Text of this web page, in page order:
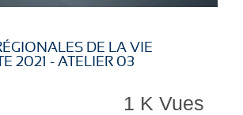
i
iDE LA VIE
2021 - ATELIER 03
1 K Vues